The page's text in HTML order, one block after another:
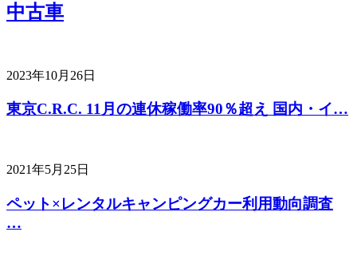
中古車
2023年10月26日
東京C.R.C. 11月の連休稼働率90％超え 国内・イ…
2021年5月25日
ペット×レンタルキャンピングカー利用動向調査
…